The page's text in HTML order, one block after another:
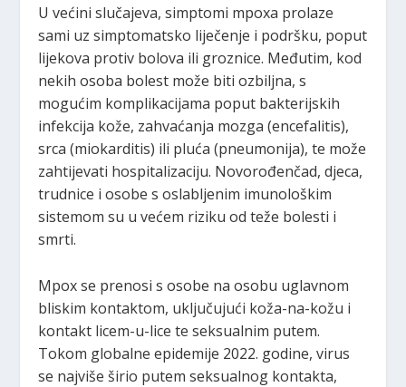
U većini slučajeva, simptomi mpoxa prolaze
sami uz simptomatsko liječenje i podršku, poput
lijekova protiv bolova ili groznice. Međutim, kod
nekih osoba bolest može biti ozbiljna, s
mogućim komplikacijama poput bakterijskih
infekcija kože, zahvaćanja mozga (encefalitis),
srca (miokarditis) ili pluća (pneumonija), te može
zahtijevati hospitalizaciju. Novorođenčad, djeca,
trudnice i osobe s oslabljenim imunološkim
sistemom su u većem riziku od teže bolesti i
smrti.
Mpox se prenosi s osobe na osobu uglavnom
bliskim kontaktom, uključujući koža-na-kožu i
kontakt licem-u-lice te seksualnim putem.
Tokom globalne epidemije 2022. godine, virus
se najviše širio putem seksualnog kontakta,